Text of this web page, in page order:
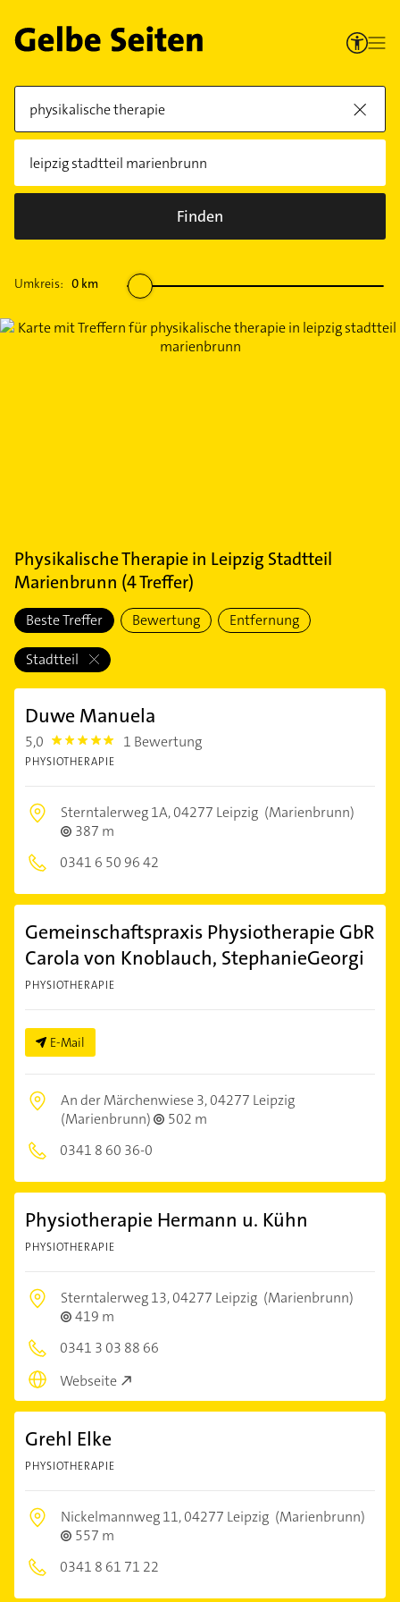
Finden
Umkreis: 0 km
Physikalische Therapiein Leipzig Stadtteil
Marienbrunn (4Treffer)
Beste Treffer Bewertung Entfernung
Stadtteil
Duwe Manuela
5,0 5.0 1 Bewertung
PHYSIOTHERAPIE
Sterntalerweg 1A,04277 Leipzig (Marienbrunn)
387 m
0341 6 50 96 42
Gemeinschaftspraxis Physiotherapie GbR
Carola von Knoblauch, StephanieGeorgi
PHYSIOTHERAPIE
E-Mail
An der Märchenwiese 3,04277 Leipzig
(Marienbrunn)
502 m
0341 8 60 36-0
Physiotherapie Hermann u. Kühn
PHYSIOTHERAPIE
Sterntalerweg 13,04277 Leipzig (Marienbrunn)
419 m
0341 3 03 88 66
Webseite
Grehl Elke
PHYSIOTHERAPIE
Nickelmannweg 11,04277 Leipzig (Marienbrunn)
557 m
0341 8 61 71 22